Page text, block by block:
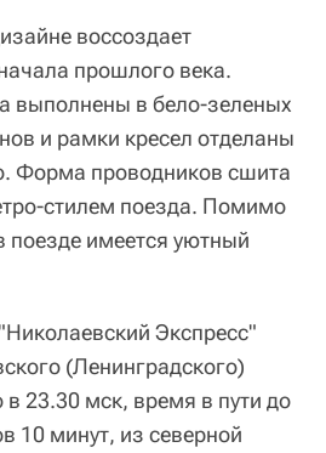
воссоздает
прошлого века.
выполнены в бело-зеленых
и рамки кресел отделаны
Форма проводников сшита
стилем поезда. Помимо
поезде имеется уютный
Экспресс"
(Ленинградского)
23.30 мск, время в пути до
10 минут, из северной